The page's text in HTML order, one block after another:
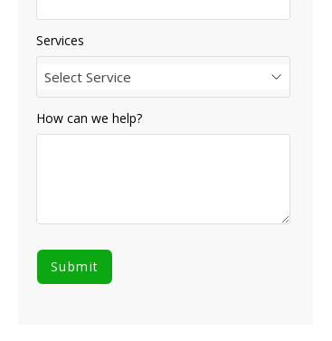
Services
Select Service
How can we help?